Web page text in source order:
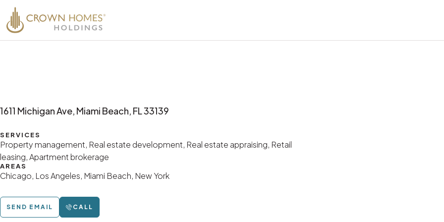
1611 Michigan Ave, Miami Beach, FL 33139
SERVICES
Property management, Real estate development, Real estate appraising, Retail
leasing, Apartment brokerage
AREAS
Chicago, Los Angeles, Miami Beach, New York
SEND EMAIL CALL